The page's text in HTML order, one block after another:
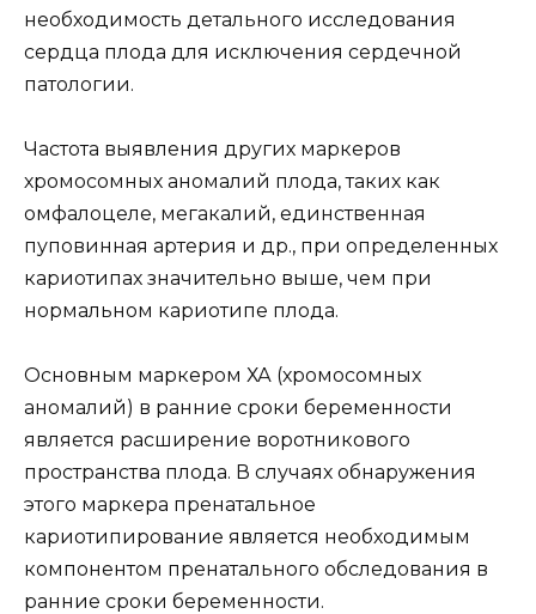
необходимость детального исследования
сердца плода для исключения сердечной
патологии.
Частота выявления других маркеров
хромосомных аномалий плода, таких как
омфалоцеле, мегакалий, единственная
пуповинная артерия и др., при определенных
кариотипах значительно выше, чем при
нормальном кариотипе плода.
Основным маркером ХА (хромосомных
аномалий) в ранние сроки беременности
является расширение воротникового
пространства плода. В случаях обнаружения
этого маркера пренатальное
кариотипирование является необходимым
компонентом пренатального обследования в
ранние сроки беременности.